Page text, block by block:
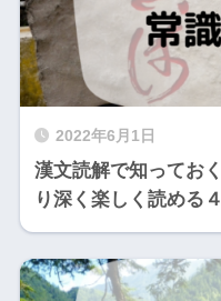
2022年6月1日
漢文読解で知ってお
り深く楽しく読める